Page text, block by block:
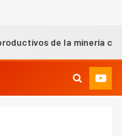
minería chilena